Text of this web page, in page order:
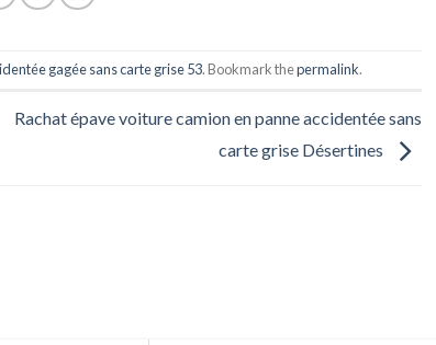
gagée sans carte grise 53. Bookmark thepermalink.
Rachat épave voiture camion en panne accidentée sans
carte grise Désertines